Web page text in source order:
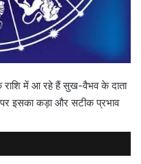
में आ रहे हैं सुख-वैभव के दाता
इसका कड़ा और सटीक प्रभाव